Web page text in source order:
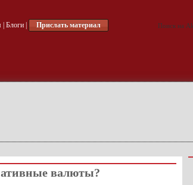
| Блоги| Прислать материал
валюты?